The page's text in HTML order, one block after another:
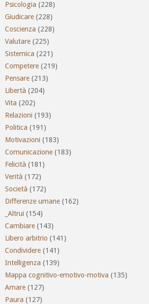
Psicologia (228)
Giudicare (228)
Coscienza (228)
Valutare (225)
Sistemica (221)
Competere (219)
Pensare (213)
Libertà (204)
Vita (202)
Relazioni (193)
Politica (191)
Motivazioni (183)
Comunicazione (183)
Felicità (181)
Verità (172)
Società (172)
Differenze umane (162)
_Altrui (154)
Cambiare (143)
Libero arbitrio (141)
Condividere (141)
Intelligenza (139)
Mappa cognitivo-emotivo-motiva (135)
Amare (127)
Paura (127)